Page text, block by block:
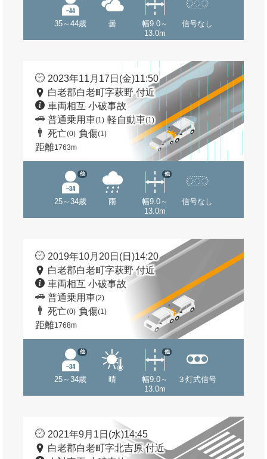
35～44歳 曇
幅9.0～
13.0m
信号なし
2023年11月17日(金)11:50
白老郡白老町字萩野 付近
車両相互 小破事故
普通乗用車(1) 軽自動車(1)
死亡(0) 負傷(1)
距離1763m
25～34歳
他
雨
幅9.0～
13.0m
他
信号なし
2019年10月20日(日)14:20
白老郡白老町字萩野 付近
車両相互 小破事故
普通乗用車(2)
死亡(0) 負傷(1)
距離1768m
25～34歳
他
晴
幅9.0～
13.0m
他
３灯式信号
2021年9月1日(水)14:45
白老郡白老町字北吉原 付近